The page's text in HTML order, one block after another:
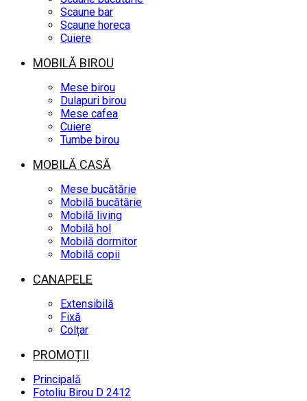
Scaune bar
Scaune horeca
Cuiere
MOBILĂ BIROU
Mese birou
Dulapuri birou
Mese cafea
Cuiere
Tumbe birou
MOBILĂ CASĂ
Mese bucătărie
Mobilă bucătărie
Mobilă living
Mobilă hol
Mobilă dormitor
Mobilă copii
CANAPELE
Extensibilă
Fixă
Colțar
PROMOȚII
Principală
Fotoliu Birou D 2412